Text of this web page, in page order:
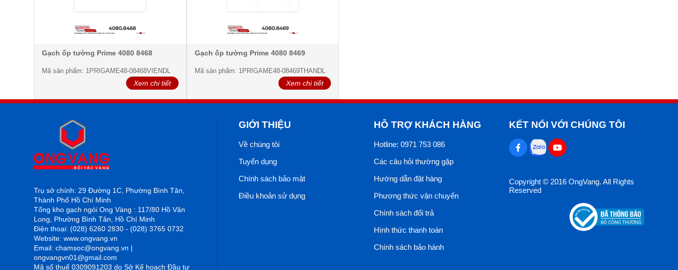
Gạch ốp tường Prime 4080 8468
Mã sản phẩm: 1PRIGAME48-08468VIENDL
Xem chi tiết
Gạch ốp tường Prime 4080 8469
Mã sản phẩm: 1PRIGAME48-08469THANDL
Xem chi tiết
Trụ sở chính: 29 Đường 1C, Phường Bình Tân,
Thành Phố Hồ Chí Minh
Tổng kho gạch ngói Ong Vàng : 117/80 Hồ Văn
Long, Phường Bình Tân, Hồ Chí Minh
Điện thoại: (028) 6260 2830 - (028) 3765 0732
Website: www.ongvang.vn
Email: chamsoc@ongvang.vn |
ongvangvn01@gmail.com
Mã số thuế 0309091203 do Sở Kế hoạch Đầu tư
GIỚI THIỆU
Về chúng tôi
Tuyển dụng
Chính sách bảo mật
Điều khoản sử dụng
HỖ TRỢ KHÁCH HÀNG
Hotline: 0971 753 086
Các câu hỏi thường gặp
Hướng dẫn đặt hàng
Phương thức vận chuyển
Chính sách đổi trả
Hình thức thanh toán
Chính sách bảo hành
KẾT NỐI VỚI CHÚNG TÔI
Copyright © 2016 OngVang. All Rights
Reserved